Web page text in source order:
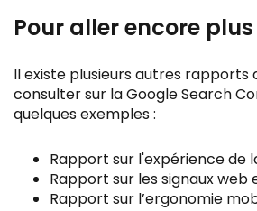
Pour aller encore
Il existe plusieurs autres rapports
consulter sur la Google Search
quelques exemples :
Rapport sur l'expérience de
Rapport sur les signaux web
Rapport sur l’ergonomie